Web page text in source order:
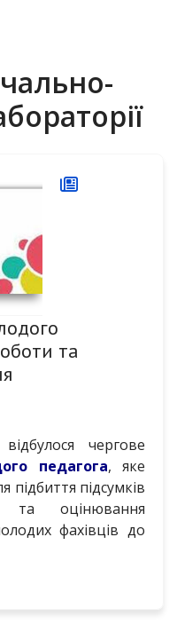
та
чергове
педагога, яке
підсумків
та оцінювання
фахівців до